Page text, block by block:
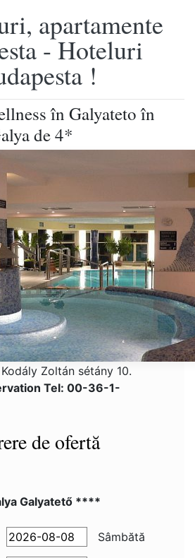
apartamente
- Hoteluri
!
în Galyateto în
de 4*
Zoltán sétány 10.
Tel: 00-36-1-
de ofertă
Galyatető ****
Sâmbătă